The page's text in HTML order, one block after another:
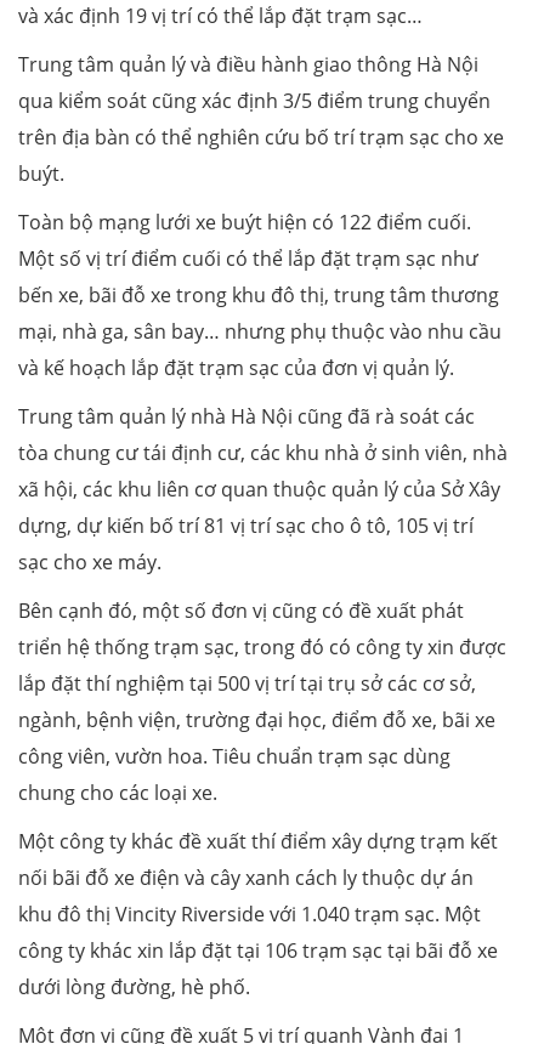
và xác định 19 vị trí có thể lắp đặt trạm sạc…
Trung tâm quản lý và điều hành giao thông Hà Nội
qua kiểm soát cũng xác định 3/5 điểm trung chuyển
trên địa bàn có thể nghiên cứu bố trí trạm sạc cho xe
buýt.
Toàn bộ mạng lưới xe buýt hiện có 122 điểm cuối.
Một số vị trí điểm cuối có thể lắp đặt trạm sạc như
bến xe, bãi đỗ xe trong khu đô thị, trung tâm thương
mại, nhà ga, sân bay… nhưng phụ thuộc vào nhu cầu
và kế hoạch lắp đặt trạm sạc của đơn vị quản lý.
Trung tâm quản lý nhà Hà Nội cũng đã rà soát các
tòa chung cư tái định cư, các khu nhà ở sinh viên, nhà
xã hội, các khu liên cơ quan thuộc quản lý của Sở Xây
dựng, dự kiến bố trí 81 vị trí sạc cho ô tô, 105 vị trí
sạc cho xe máy.
Bên cạnh đó, một số đơn vị cũng có đề xuất phát
triển hệ thống trạm sạc, trong đó có công ty xin được
lắp đặt thí nghiệm tại 500 vị trí tại trụ sở các cơ sở,
ngành, bệnh viện, trường đại học, điểm đỗ xe, bãi xe
công viên, vườn hoa. Tiêu chuẩn trạm sạc dùng
chung cho các loại xe.
Một công ty khác đề xuất thí điểm xây dựng trạm kết
nối bãi đỗ xe điện và cây xanh cách ly thuộc dự án
khu đô thị Vincity Riverside với 1.040 trạm sạc. Một
công ty khác xin lắp đặt tại 106 trạm sạc tại bãi đỗ xe
dưới lòng đường, hè phố.
Một đơn vị cũng đề xuất 5 vị trí quanh Vành đai 1